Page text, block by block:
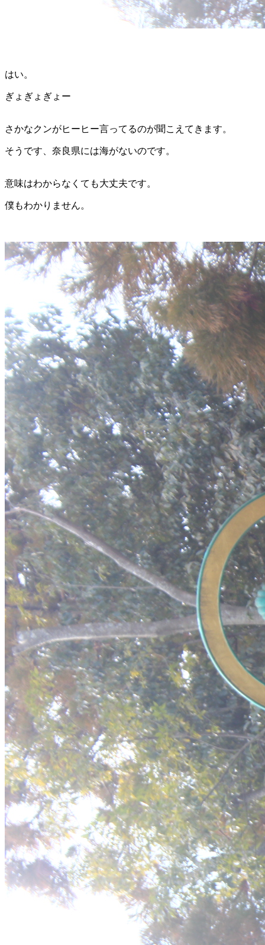
はい。
ぎょぎょぎょー
さかなクンがヒーヒー言ってるのが聞こえてきます。
そうです、奈良県には海がないのです。
意味はわからなくても大丈夫です。
僕もわかりません。